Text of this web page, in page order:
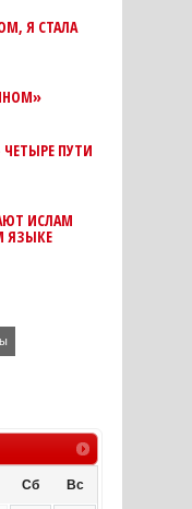
Я СТАЛА
ПУТИ
ИСЛАМ
ЯЗЫКЕ
Сб Вс